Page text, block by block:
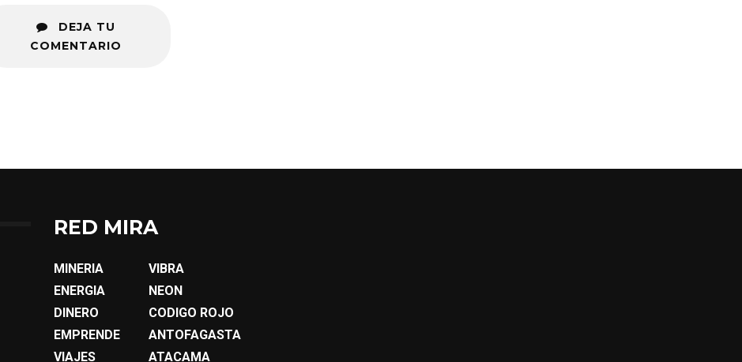
DEJA TU
COMENTARIO
RED MIRA
MINERIA
ENERGIA
DINERO
EMPRENDE
VIAJES
VIBRA
NEON
CODIGO ROJO
ANTOFAGASTA
ATACAMA